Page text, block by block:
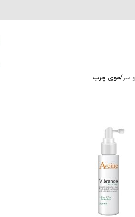
سر/موی چرب